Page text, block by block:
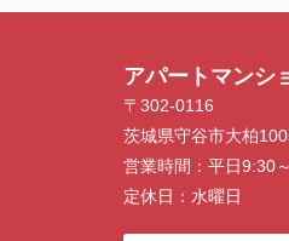
アパートマン
〒302-0116
茨城県守谷市大柏
営業時間： 平日9:30
定休日： 水曜日